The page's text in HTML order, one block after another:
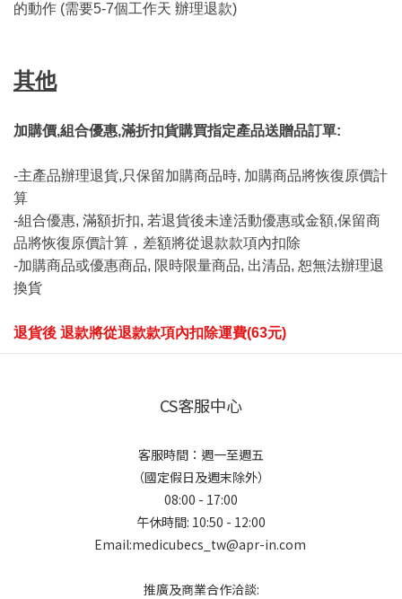
的動作 (需要5-7個工作天 辦理退款)
其他
加購價,組合優惠,滿折扣貨購買指定產品送贈品訂單:
-主產品辦理退貨,只保留加購商品時, 加購商品將恢復原價計
算
-組合優惠, 滿額折扣, 若退貨後未達活動優惠或金額,保留商
品將恢復原價計算，差額將從退款款項內扣除
-加購商品或優惠商品, 限時限量商品, 出清品, 恕無法辦理退
換貨
退貨後 退款將從退款款項內扣除運費(63元)
CS客服中心
客服時間：週一至週五
（國定假日及週末除外）
08:00 - 17:00
午休時間: 10:50 - 12:00
Email:medicubecs_tw@apr-in.com
推廣及商業合作洽談: